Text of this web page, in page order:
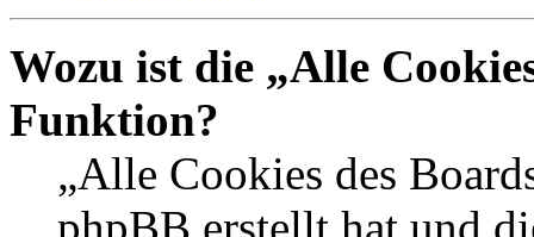
Wozu ist die „Alle
Funktion?
„Alle Cookies des